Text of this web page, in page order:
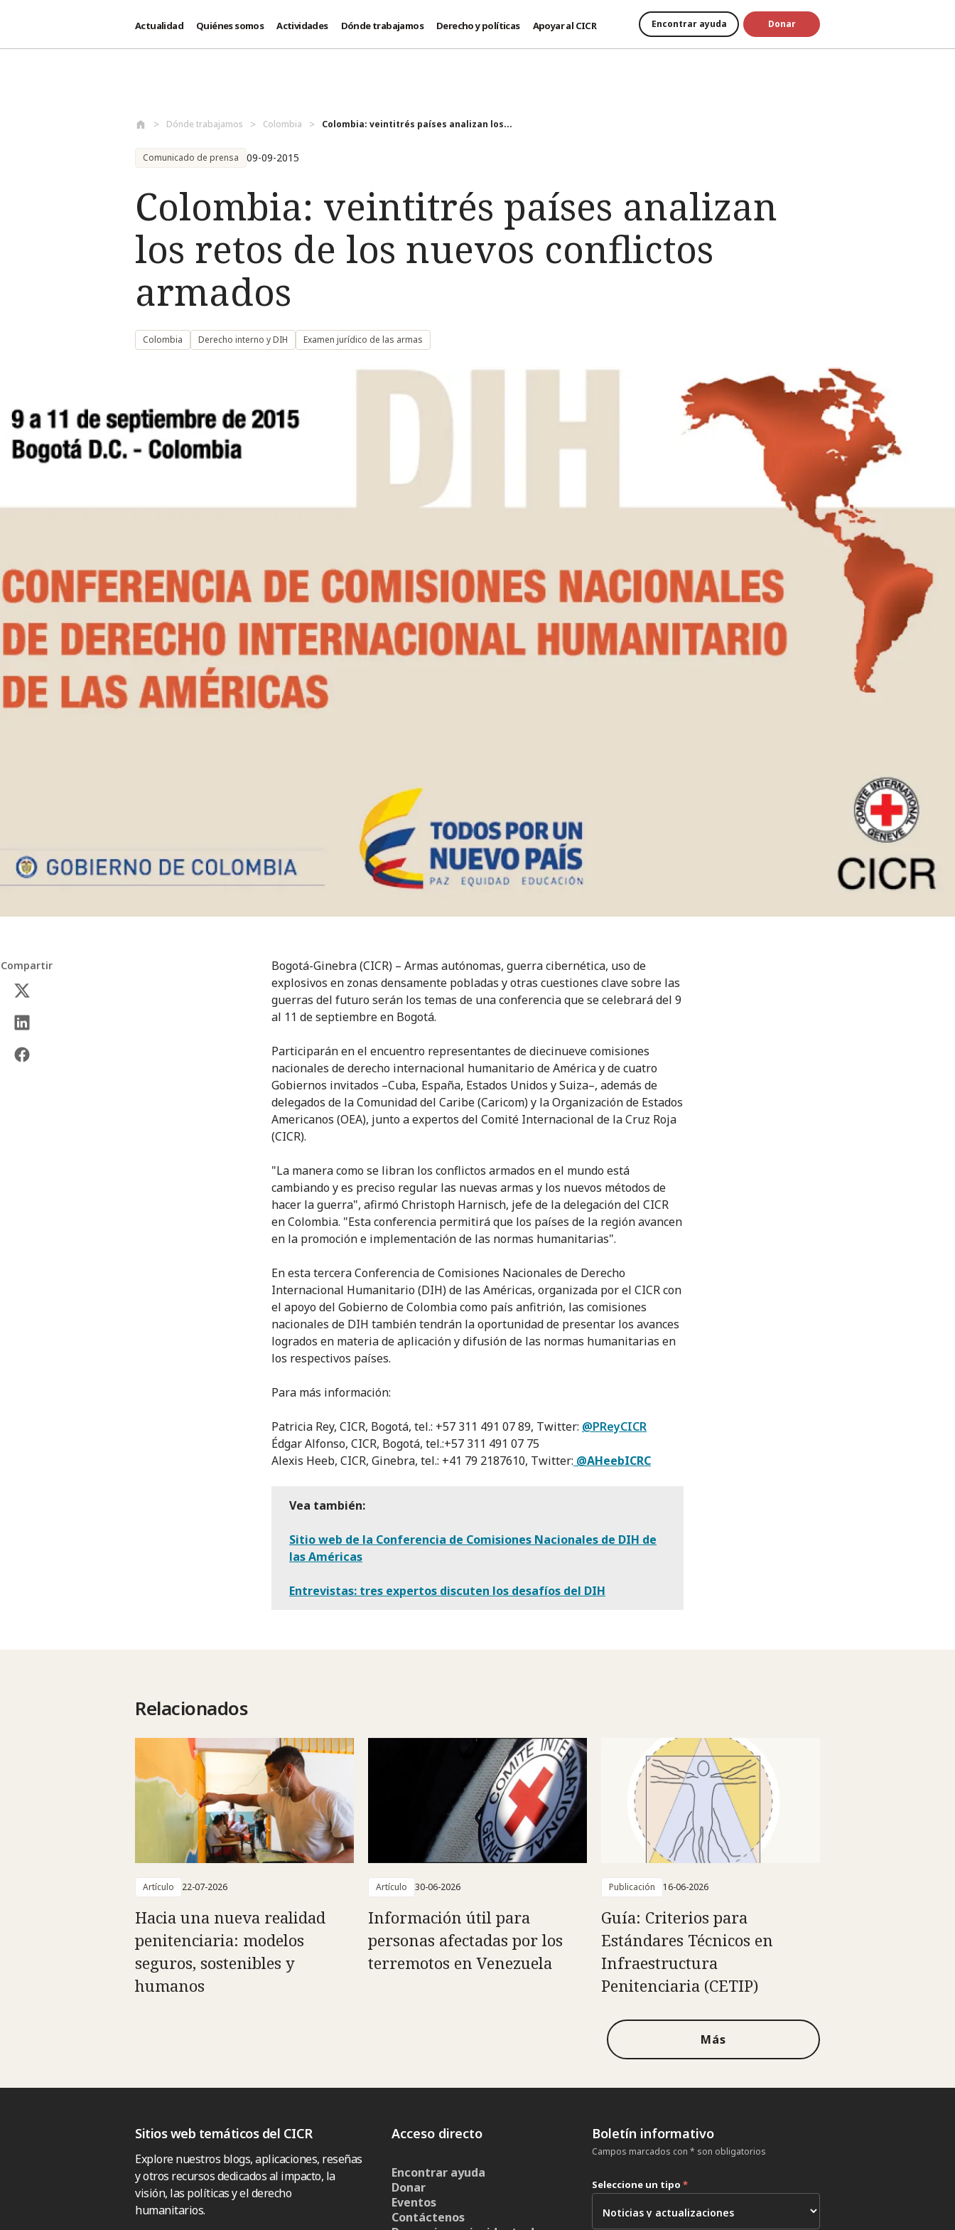
Actualidad Quiénes somos Actividades Dónde trabajamos Derecho y políticas Apoyar al CICR Encontrar ayuda Donar
Dónde trabajamos Colombia Colombia: veintitrés países analizan los...
Comunicado de prensa 09-09-2015
Colombia: veintitrés países analizan
los retos de los nuevos conflictos
armados
Colombia Derecho interno y DIH Examen jurídico de las armas
Compartir
Bogotá-Ginebra (CICR) – Armas autónomas, guerra cibernética, uso de
explosivos en zonas densamente pobladas y otras cuestiones clave sobre las
guerras del futuro serán los temas de una conferencia que se celebrará del 9
al 11 de septiembre en Bogotá.
Participarán en el encuentro representantes de diecinueve comisiones
nacionales de derecho internacional humanitario de América y de cuatro
Gobiernos invitados –Cuba, España, Estados Unidos y Suiza–, además de
delegados de la Comunidad del Caribe (Caricom) y la Organización de Estados
Americanos (OEA), junto a expertos del Comité Internacional de la Cruz Roja
(CICR).
"La manera como se libran los conflictos armados en el mundo está
cambiando y es preciso regular las nuevas armas y los nuevos métodos de
hacer la guerra", afirmó Christoph Harnisch, jefe de la delegación del CICR
en Colombia. "Esta conferencia permitirá que los países de la región avancen
en la promoción e implementación de las normas humanitarias".
En esta tercera Conferencia de Comisiones Nacionales de Derecho
Internacional Humanitario (DIH) de las Américas, organizada por el CICR con
el apoyo del Gobierno de Colombia como país anfitrión, las comisiones
nacionales de DIH también tendrán la oportunidad de presentar los avances
logrados en materia de aplicación y difusión de las normas humanitarias en
los respectivos países.
Para más información:
Patricia Rey, CICR, Bogotá, tel.: +57 311 491 07 89, Twitter: @PReyCICR
Édgar Alfonso, CICR, Bogotá, tel.:+57 311 491 07 75
Alexis Heeb, CICR, Ginebra, tel.: +41 79 2187610, Twitter: @AHeebICRC
Vea también:
Sitio web de la Conferencia de Comisiones Nacionales de DIH de
las Américas
Entrevistas: tres expertos discuten los desafíos del DIH
Relacionados
Artículo 22-07-2026
Hacia una nueva realidad
penitenciaria: modelos
seguros, sostenibles y
humanos
Artículo 30-06-2026
Información útil para
personas afectadas por los
terremotos en Venezuela
Publicación 16-06-2026
Guía: Criterios para
Estándares Técnicos en
Infraestructura
Penitenciaria (CETIP)
Más
Sitios web temáticos del CICR
Explore nuestros blogs, aplicaciones, reseñas
y otros recursos dedicados al impacto, la
visión, las políticas y el derecho
humanitarios.
Acceso directo
Encontrar ayuda
Donar
Eventos
Contáctenos
Boletín informativo
Campos marcados con * son obligatorios
Seleccione un tipo *